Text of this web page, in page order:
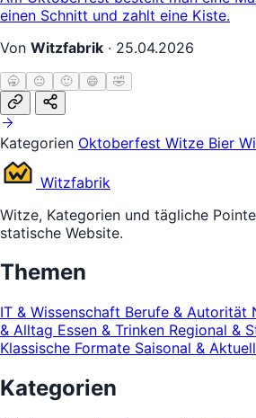
einen Schnitt und zahlt eine Kiste.
Von Witzfabrik · 25.04.2026
🥱 😐 🙂 😄 🤣
Kategorien Oktoberfest Witze Bier
Witzfabrik
Witze, Kategorien und tägliche
statische Website.
Themen
IT & Wissenschaft Berufe & Autorität
& Alltag Essen & Trinken Regional &
Klassische Formate Saisonal & Aktuell
Kategorien